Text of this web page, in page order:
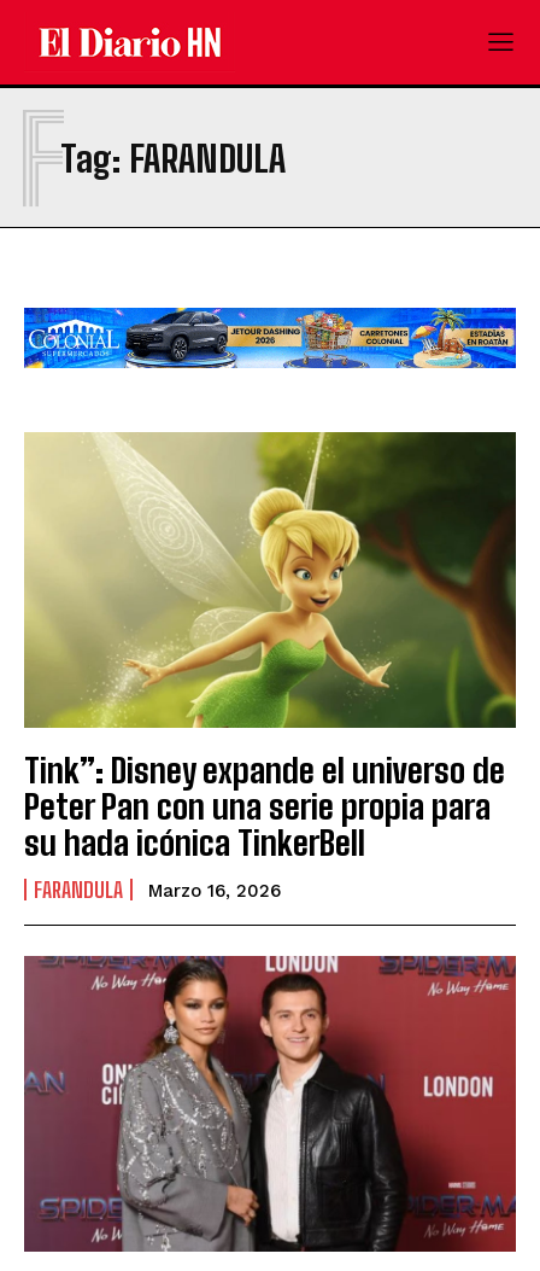
Tag: FARANDULA
F
Tink”: Disney expande el universo de
Peter Pan con una serie propia para
su hada icónica TinkerBell
FARANDULA Marzo 16, 2026